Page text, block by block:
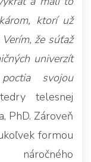
ktorí už
že súťaž
univerzít
svojou
telesnej
PhD. Zároveň
formou